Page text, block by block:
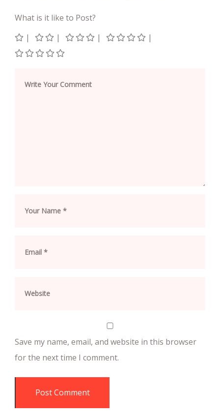
What is it like to Post?
Save my name, email, and website in this browser
for the next time I comment.